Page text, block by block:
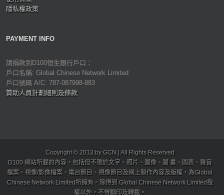
隱私權政策
PAYMENT INFO
請捐款到D100恒生銀行戶口：
戶口名稱: Global Chinese Network Limited
戶口號碼 A/C: 787-087998-883
贊助人員計劃細則及條款
Copyright © 2013 by GCN | All Rights Reserved
D100 網站所載的內容，包括但不限於文字、照片、圖像、圖 畫、圖表、聲音
檔案、視像/影像檔案、電台節目、視像節目及網上製作內容及版權，為Global
Chinese Network Limited所擁有。除得到 Global Chinese Network Limited授
權以外，不得翻印及轉載。